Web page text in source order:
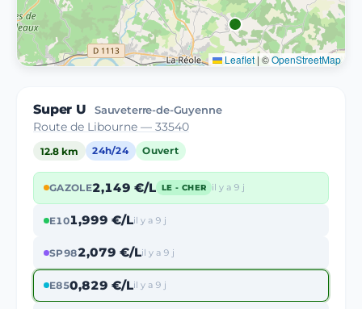
Leaflet | ©OpenStreetMap
Super U Sauveterre-de-Guyenne
Route de Libourne — 33540
12.8 km 24h/24 Ouvert
GAZOLE2,149 €/L LE - CHER il y a 9 j
E101,999 €/Lil y a 9 j
SP982,079 €/Lil y a 9 j
E850,829 €/Lil y a 9 j